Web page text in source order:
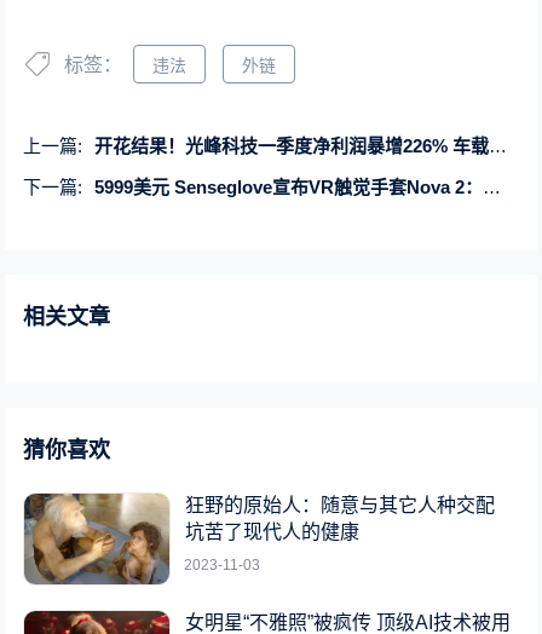
标签： 违法 外链
上一篇:
开花结果！光峰科技一季度净利润暴增226% 车载收入0到1的突破
下一篇:
5999美元 Senseglove宣布VR触觉手套Nova 2：提供手掌碰撞和抓握感
相关文章
猜你喜欢
狂野的原始人：随意与其它人种交配
坑苦了现代人的健康
2023-11-03
女明星“不雅照”被疯传 顶级AI技术被用